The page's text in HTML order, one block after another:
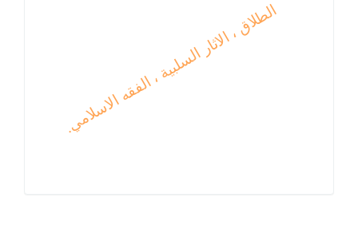
الطلاق ، الاثار السلبية ، الفقه الاسلامي.